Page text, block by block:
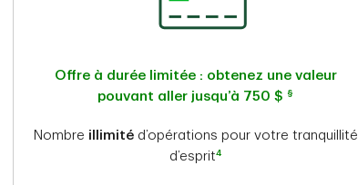
Offre à durée limitée : obtenez une valeur
pouvant aller jusqu’à 750 $ §
Nombre illimitéd’opérations pour votre tranquillité
d’esprit4